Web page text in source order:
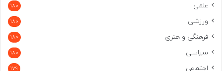
علمی 180
ورزشی 180
فرهنگی و هنری 180
سیاسی 180
اجتماعی 179